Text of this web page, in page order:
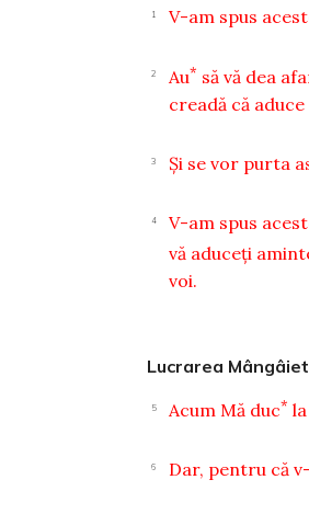
1 V-am spus
2 Au* să vă dea
creadă că
3 Şi se vor purta
4 V-am spus
vă aduceţi
voi.
Lucrarea
5 Acum Mă duc*
6 Dar, pentru că